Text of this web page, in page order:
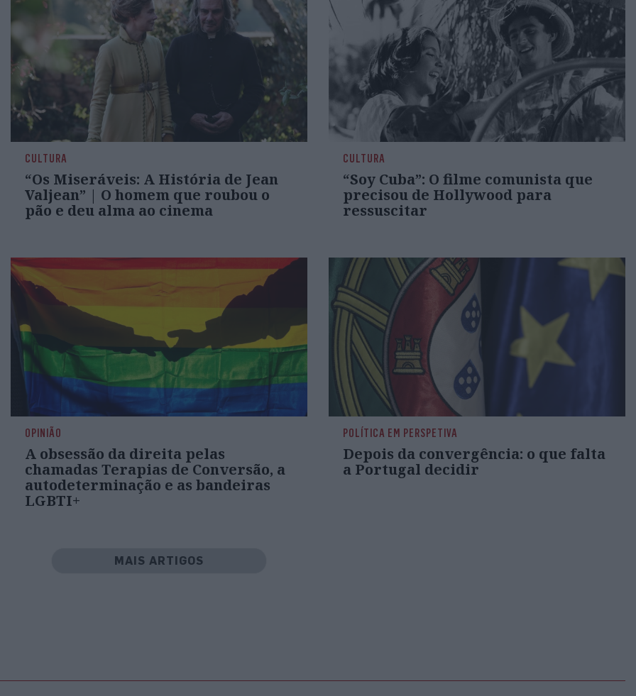
CULTURA
“Os Miseráveis: A História de Jean
Valjean” | O homem que roubou o
pão e deu alma ao cinema
CULTURA
“Soy Cuba”: O filme comunista que
precisou de Hollywood para
ressuscitar
OPINIÃO
A obsessão da direita pelas
chamadas Terapias de Conversão, a
autodeterminação e as bandeiras
LGBTI+
POLÍTICA EM PERSPETIVA
Depois da convergência: o que falta
a Portugal decidir
MAIS ARTIGOS